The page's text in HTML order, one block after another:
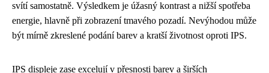
svítí samostatně. Výsledkem je úžasný kontrast a nižší spotřeba
energie, hlavně při zobrazení tmavého pozadí. Nevýhodou může
být mírně zkreslené podání barev a kratší životnost oproti IPS.
IPS displeje zase excelují v přesnosti barev a širších